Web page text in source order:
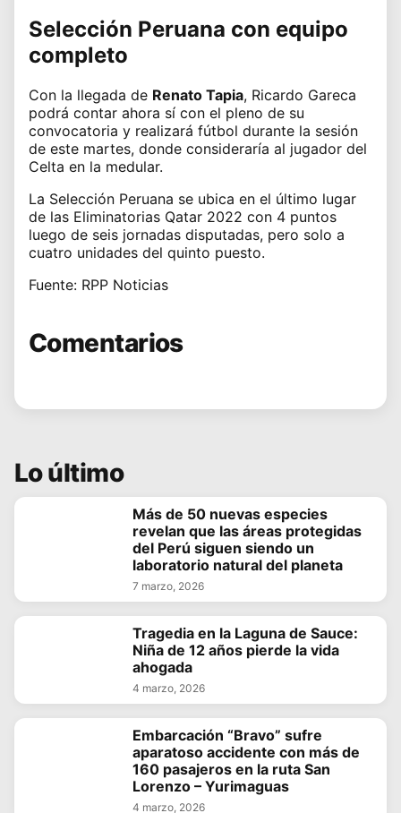
Selección Peruana con equipo
completo
Con la llegada de Renato Tapia, Ricardo Gareca
podrá contar ahora sí con el pleno de su
convocatoria y realizará fútbol durante la sesión
de este martes, donde consideraría al jugador del
Celta en la medular.
La Selección Peruana se ubica en el último lugar
de las Eliminatorias Qatar 2022 con 4 puntos
luego de seis jornadas disputadas, pero solo a
cuatro unidades del quinto puesto.
Fuente: RPP Noticias
Comentarios
Lo último
Más de 50 nuevas especies
revelan que las áreas protegidas
del Perú siguen siendo un
laboratorio natural del planeta
7 marzo, 2026
Tragedia en la Laguna de Sauce:
Niña de 12 años pierde la vida
ahogada
4 marzo, 2026
Embarcación “Bravo” sufre
aparatoso accidente con más de
160 pasajeros en la ruta San
Lorenzo – Yurimaguas
4 marzo, 2026